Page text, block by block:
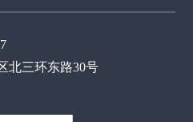
北三环东路30号